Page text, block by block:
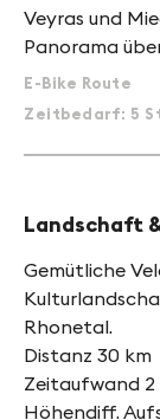
Veyras und
Panorama
E-Bike Route
Zeitbedarf: 5
Landschaft
Gemütliche
Rhonetal.
Distanz 30 km
Zeitaufwand 2
Höhendiff.